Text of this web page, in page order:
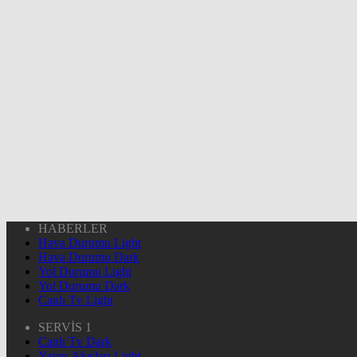
HABERLER
Hava Durumu Light
Hava Durumu Dark
Yol Durumu Light
Yol Durumu Dark
Canlı Tv Light
SERVİS 1
Canlı Tv Dark